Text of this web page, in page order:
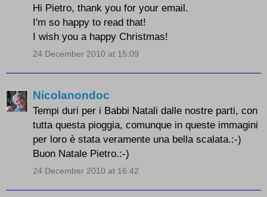
Hi Pietro, thank you for your email.
I'm so happy to read that!
I wish you a happy Christmas!
24 December 2010 at 15:09
Nicolanondoc
Tempi duri per i Babbi Natali dalle nostre parti, con
tutta questa pioggia, comunque in queste immagini
per loro è stata veramente una bella scalata.:-)
Buon Natale Pietro.:-)
24 December 2010 at 16:42